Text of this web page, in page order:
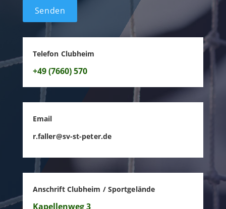
Telefon Clubheim
+49 (7660) 570
Email
r.faller@sv-st-peter.de
Anschrift Clubheim / Sportgelände
Kapellenweg 3